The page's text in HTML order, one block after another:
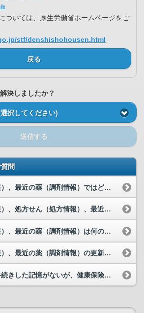
ついては、厚生労働省ホームページをご
stf/denshishohousen.html
戻る
決しましたか？
択してください)
送信する
問
処方せん（処方情報）、最近の薬（調剤情報）ではどのような情報が閲覧できますか。
過去の薬（薬剤情報）、処方せん（処方情報）、最近の薬（調剤情報）で閲覧できる情報の違いについて...
処方せん（処方情報）、最近の薬（調剤情報）は何の情報を基に表示しているのでしょうか。
処方せん（処方情報）、最近の薬（調剤情報）の更新日について教えてください。
マイナポータルで手続きした記憶がないが、健康保険証等利用登録がされていました。なぜでしょうか。